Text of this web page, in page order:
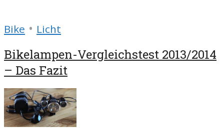
Bike • Licht
Bikelampen-Vergleichstest 2013/2014
– Das Fazit